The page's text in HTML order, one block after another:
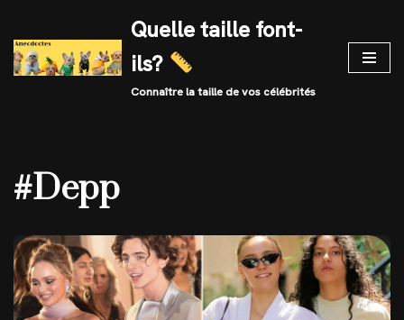
Skip
to
Quelle taille font-
ils?
Connaître la taille de vos célébrités
#Depp